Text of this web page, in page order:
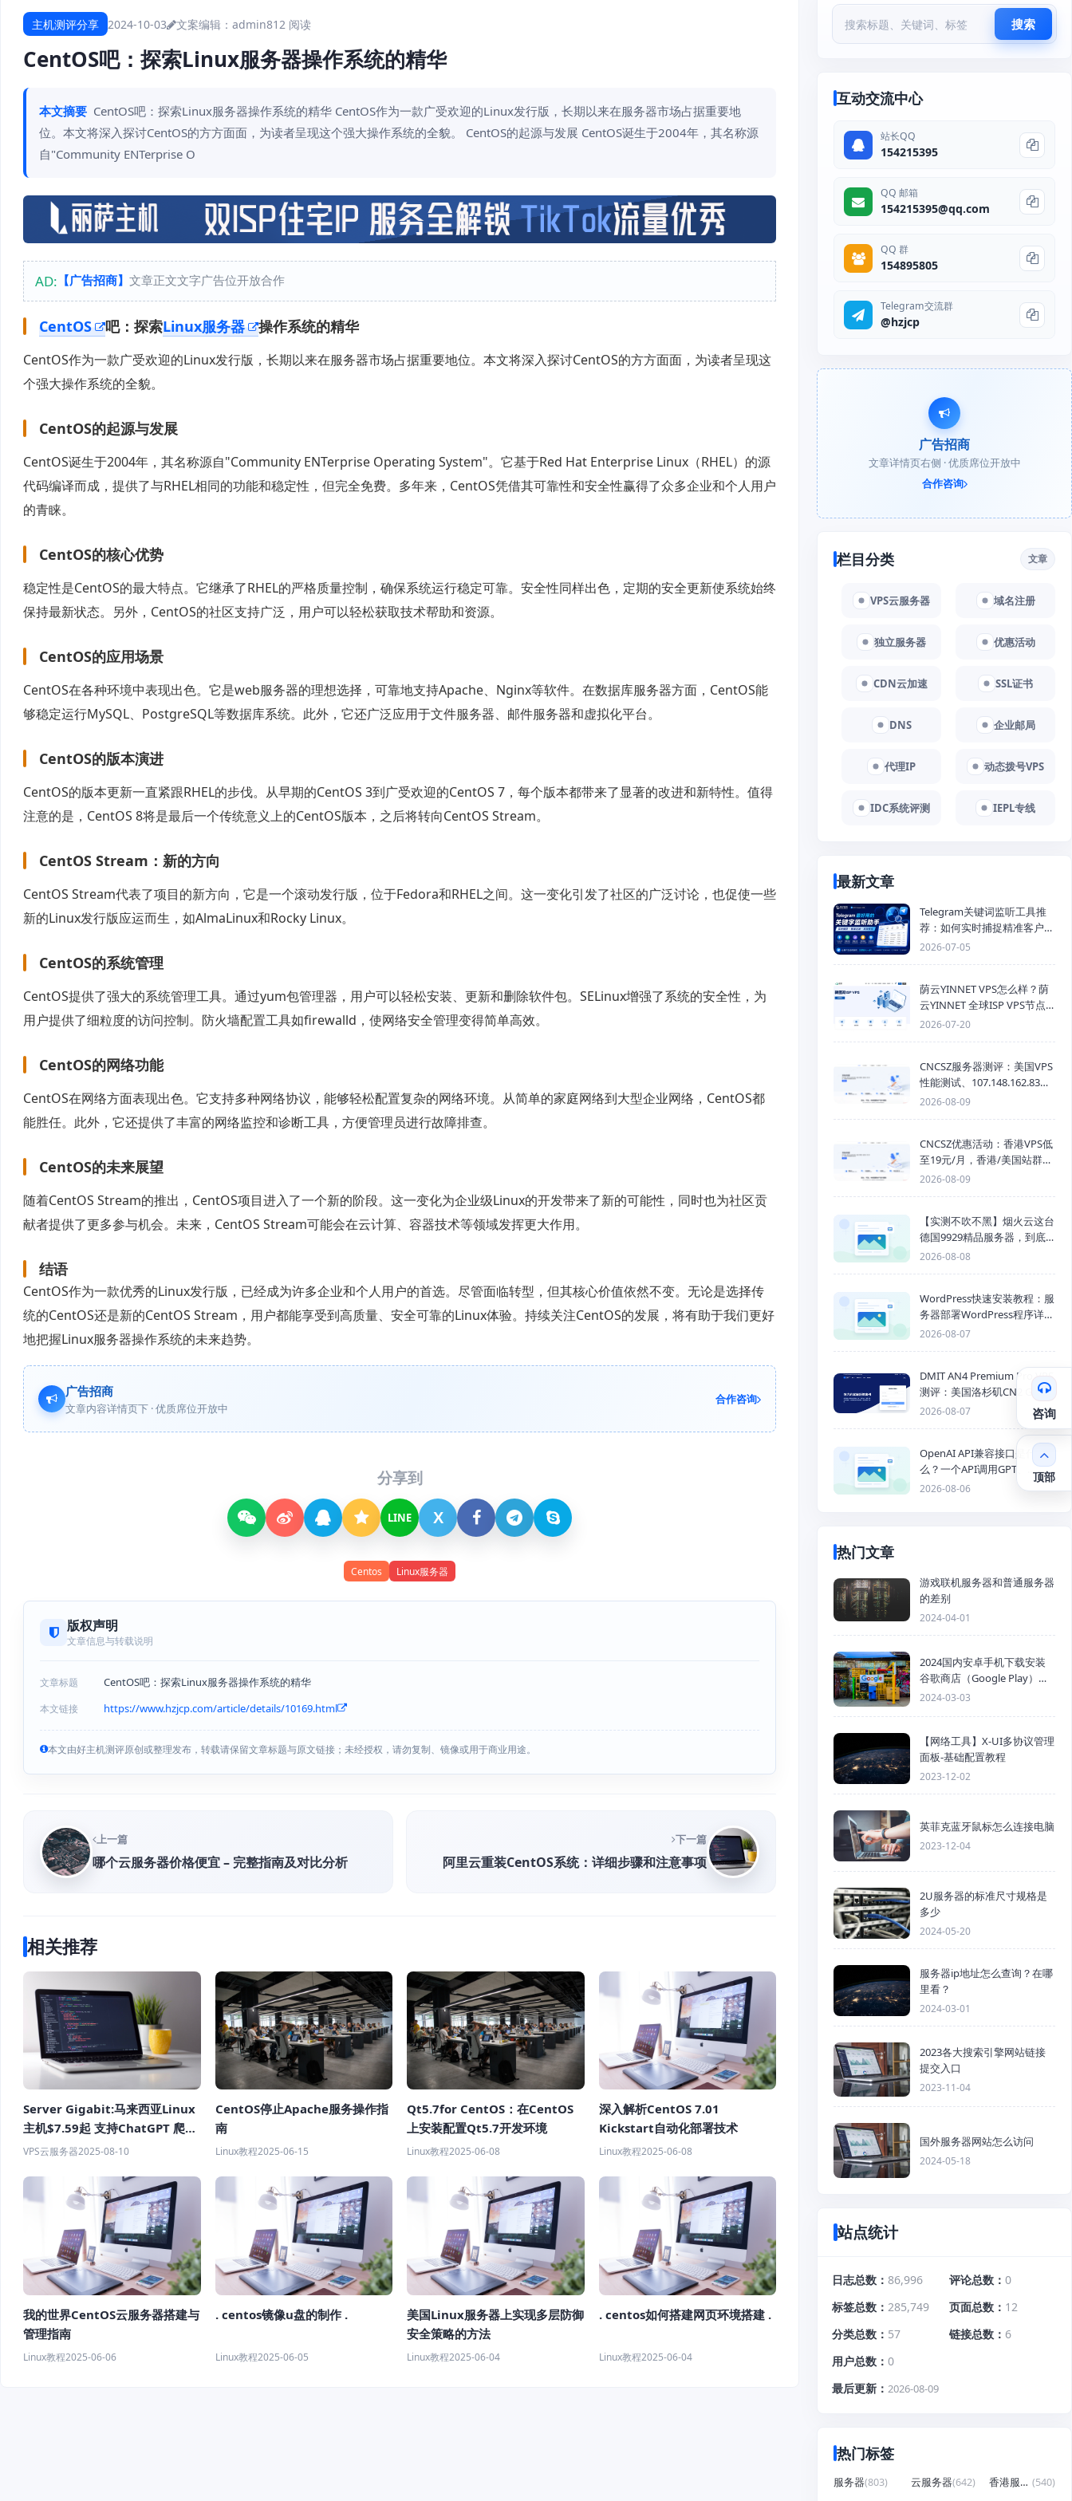
主机测评分享 2024-10-03 文案编辑：admin812 阅读
CentOS吧：探索Linux服务器操作系统的精华
本文摘要 CentOS吧：探索Linux服务器操作系统的精华 CentOS作为一款广受欢迎的Linux发行版，长期以来在服务器市场占据重要地
位。本文将深入探讨CentOS的方方面面，为读者呈现这个强大操作系统的全貌。 CentOS的起源与发展 CentOS诞生于2004年，其名称源
自"Community ENTerprise O
AD: 【广告招商】 文章正文文字广告位开放合作
CentOS 吧：探索Linux服务器 操作系统的精华
CentOS作为一款广受欢迎的Linux发行版，长期以来在服务器市场占据重要地位。本文将深入探讨CentOS的方方面面，为读者呈现这
个强大操作系统的全貌。
CentOS的起源与发展
CentOS诞生于2004年，其名称源自"Community ENTerprise Operating System"。它基于Red Hat Enterprise Linux（RHEL）的源
代码编译而成，提供了与RHEL相同的功能和稳定性，但完全免费。多年来，CentOS凭借其可靠性和安全性赢得了众多企业和个人用户
的青睐。
CentOS的核心优势
稳定性是CentOS的最大特点。它继承了RHEL的严格质量控制，确保系统运行稳定可靠。安全性同样出色，定期的安全更新使系统始终
保持最新状态。另外，CentOS的社区支持广泛，用户可以轻松获取技术帮助和资源。
CentOS的应用场景
CentOS在各种环境中表现出色。它是web服务器的理想选择，可靠地支持Apache、Nginx等软件。在数据库服务器方面，CentOS能
够稳定运行MySQL、PostgreSQL等数据库系统。此外，它还广泛应用于文件服务器、邮件服务器和虚拟化平台。
CentOS的版本演进
CentOS的版本更新一直紧跟RHEL的步伐。从早期的CentOS 3到广受欢迎的CentOS 7，每个版本都带来了显著的改进和新特性。值得
注意的是，CentOS 8将是最后一个传统意义上的CentOS版本，之后将转向CentOS Stream。
CentOS Stream：新的方向
CentOS Stream代表了项目的新方向，它是一个滚动发行版，位于Fedora和RHEL之间。这一变化引发了社区的广泛讨论，也促使一些
新的Linux发行版应运而生，如AlmaLinux和Rocky Linux。
CentOS的系统管理
CentOS提供了强大的系统管理工具。通过yum包管理器，用户可以轻松安装、更新和删除软件包。SELinux增强了系统的安全性，为
用户提供了细粒度的访问控制。防火墙配置工具如firewalld，使网络安全管理变得简单高效。
CentOS的网络功能
CentOS在网络方面表现出色。它支持多种网络协议，能够轻松配置复杂的网络环境。从简单的家庭网络到大型企业网络，CentOS都
能胜任。此外，它还提供了丰富的网络监控和诊断工具，方便管理员进行故障排查。
CentOS的未来展望
随着CentOS Stream的推出，CentOS项目进入了一个新的阶段。这一变化为企业级Linux的开发带来了新的可能性，同时也为社区贡
献者提供了更多参与机会。未来，CentOS Stream可能会在云计算、容器技术等领域发挥更大作用。
结语
CentOS作为一款优秀的Linux发行版，已经成为许多企业和个人用户的首选。尽管面临转型，但其核心价值依然不变。无论是选择传
统的CentOS还是新的CentOS Stream，用户都能享受到高质量、安全可靠的Linux体验。持续关注CentOS的发展，将有助于我们更好
地把握Linux服务器操作系统的未来趋势。
广告招商
文章内容详情页下 · 优质席位开放中
合作咨询
分享到
LINE X
Centos Linux服务器
版权声明
文章信息与转载说明
文章标题 CentOS吧：探索Linux服务器操作系统的精华
本文链接 https://www.hzjcp.com/article/details/10169.html
本文由好主机测评原创或整理发布，转载请保留文章标题与原文链接；未经授权，请勿复制、镜像或用于商业用途。
上一篇
哪个云服务器价格便宜 – 完整指南及对比分析
下一篇
阿里云重装CentOS系统：详细步骤和注意事项
相关推荐
Server Gigabit:马来西亚Linux
主机$7.59起 支持ChatGPT 爬虫
社交平台 流媒体 100Mbps 不限
VPS云服务器2025-08-10
CentOS停止Apache服务操作指
南
Linux教程2025-06-15
Qt5.7for CentOS：在CentOS
上安装配置Qt5.7开发环境
Linux教程2025-06-08
深入解析CentOS 7.01
Kickstart自动化部署技术
Linux教程2025-06-08
我的世界CentOS云服务器搭建与
管理指南
Linux教程2025-06-06
. centos镜像u盘的制作 .
Linux教程2025-06-05
美国Linux服务器上实现多层防御
安全策略的方法
Linux教程2025-06-04
. centos如何搭建网页环境搭建 .
Linux教程2025-06-04
搜索
互动交流中心
站长QQ
154215395
QQ 邮箱
154215395@qq.com
QQ 群
154895805
Telegram交流群
@hzjcp
广告招商
文章详情页右侧 · 优质席位开放中
合作咨询
栏目分类 文章
VPS云服务器 域名注册
独立服务器 优惠活动
CDN云加速 SSL证书
DNS 企业邮局
代理IP 动态拨号VPS
IDC系统评测 IEPL专线
最新文章
Telegram关键词监听工具推
荐：如何实时捕捉精准客户，
提高获客效率？
2026-07-05
荫云YINNET VPS怎么样？荫
云YINNET 全球ISP VPS节点
与双ISP 服务器推荐
2026-07-20
CNCSZ服务器测评：美国VPS
性能测试、107.148.162.83线
路测速与网络评测
2026-08-09
CNCSZ优惠活动：香港VPS低
至19元/月，香港/美国站群服
务器首月半价，物理机399元/
2026-08-09
【实测不吹不黑】烟火云这台
德国9929精品服务器，到底
能不能打？
2026-08-08
WordPress快速安装教程：服
务器部署WordPress程序详细
步骤
2026-08-07
DMIT AN4 Premium Pro VPS
测评：美国洛杉矶CN2 GIA三
网优化线路性能测试
2026-08-07
OpenAI API兼容接口是什
么？一个API调用GPT、
Claude、Gemini、DeepSeek
2026-08-06
热门文章
游戏联机服务器和普通服务器
的差别
2024-04-01
2024国内安卓手机下载安装
谷歌商店（Google Play）详
细步骤
2024-03-03
【网络工具】X-UI多协议管理
面板-基础配置教程
2023-12-02
英菲克蓝牙鼠标怎么连接电脑
2023-12-04
2U服务器的标准尺寸规格是
多少
2024-05-20
服务器ip地址怎么查询？在哪
里看？
2024-03-01
2023各大搜索引擎网站链接
提交入口
2023-11-04
国外服务器网站怎么访问
2024-05-18
站点统计
日志总数 86,996 评论总数
0
标签总数
285,749 页面总数
12
分类总数
57 链接总数
6
用户总数
0
最后更新
2026-08-09
热门标签
服务器(803) 云服务器(642) 香港服务器 (540)
咨询
顶部